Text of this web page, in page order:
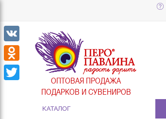
ОПТОВАЯ ПРОДАЖА
ПОДАРКОВ И СУВЕНИРОВ
КАТАЛОГ
VK
Odnoklassniki